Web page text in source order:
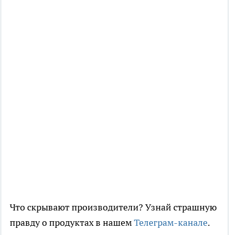
Что скрывают производители? Узнай страшную
правду о продуктах в нашемТелеграм-канале.